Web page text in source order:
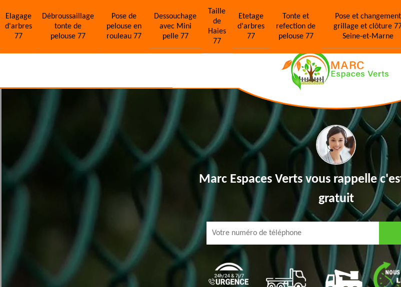
Elagage
d'arbres
77
Débroussaillage
tonte de
pelouse 77
Pose de
pelouse en
rouleau 77
Dessouchage
avec Mini
pelle 77
Taille
de
Haies
77
Etetage
d'arbres
77
Tonte et
refection de
pelouse 77
Pose et changement
grillage et clôture
Seine-et-Marne
Marc Espaces Verts vous rappelle
gratuit